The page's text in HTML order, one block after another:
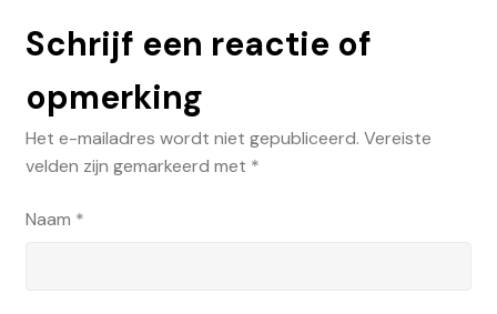
Schrijf een reactie of
opmerking
Het e-mailadres wordt niet gepubliceerd. Vereiste
velden zijn gemarkeerd met *
Naam *